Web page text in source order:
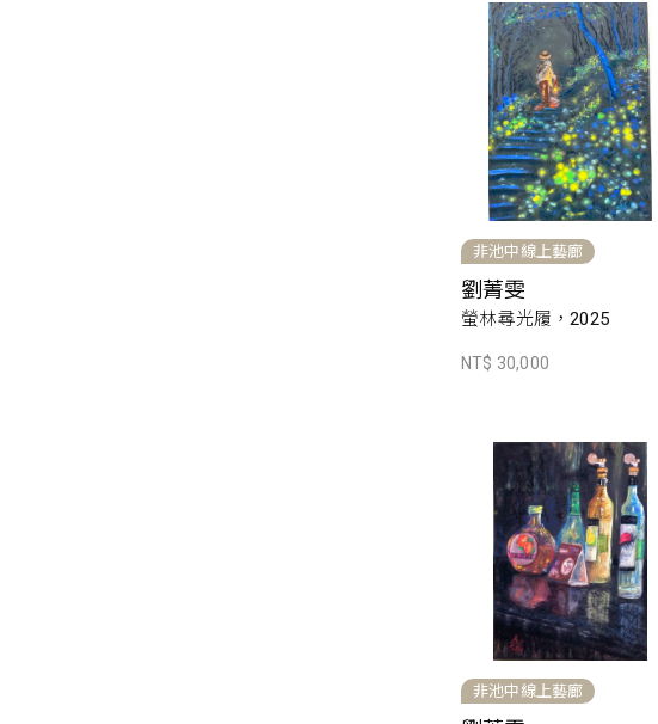
非池中線上藝廊
劉菁雯
螢林尋光履，2025
NT$ 30,000
非池中線上藝廊